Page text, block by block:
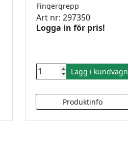
Fingergrepp
Art nr: 297350
Logga in för pris!
Lägg i kundvagn